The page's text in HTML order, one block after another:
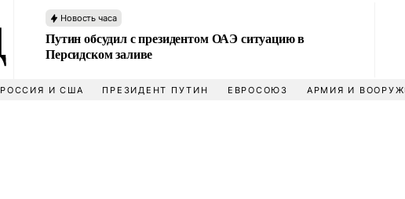
Новость часа
Путин обсудил с президентом ОАЭ ситуацию в
Персидском заливе
РОССИЯ И США ПРЕЗИДЕНТ ПУТИН ЕВРОСОЮЗ АРМИЯ И